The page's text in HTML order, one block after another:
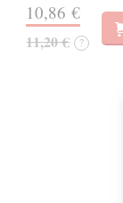
10,86 €
11,20 € ?